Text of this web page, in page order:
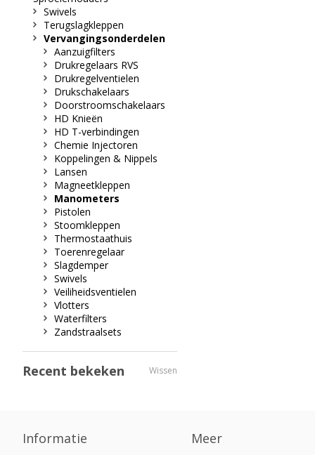
Swivels
Terugslagkleppen
Vervangingsonderdelen
Aanzuigfilters
Drukregelaars RVS
Drukregelventielen
Drukschakelaars
Doorstroomschakelaars
HD Knieën
HD T-verbindingen
Chemie Injectoren
Koppelingen & Nippels
Lansen
Magneetkleppen
Manometers
Pistolen
Stoomkleppen
Thermostaathuis
Toerenregelaar
Slagdemper
Swivels
Veiliheidsventielen
Vlotters
Waterfilters
Zandstraalsets
Recent bekeken Wissen
Informatie Meer